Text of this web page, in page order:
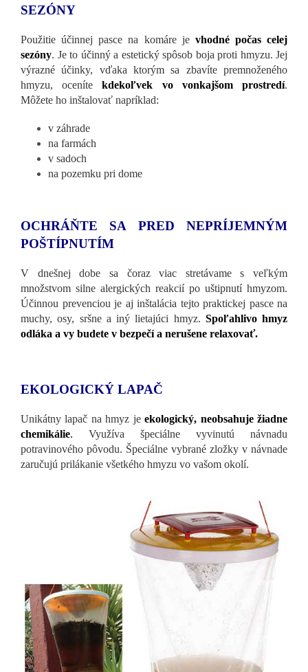
SEZÓNY
Použitie účinnej pasce na komáre je vhodné počas celej
sezóny. Je to účinný a estetický spôsob boja proti hmyzu. Jej
výrazné účinky, vďaka ktorým sa zbavíte premnoženého
hmyzu, ocenítekdekoľvek vo vonkajšom prostredí.
Môžete ho inštalovať napríklad:
v záhrade
na farmách
v sadoch
na pozemku pri dome
OCHRÁŇTE SA PRED NEPRÍJEMNÝM
POŠTÍPNUTÍM
V dnešnej dobe sa čoraz viac stretávame s veľkým
množstvom silne alergických reakcií po uštipnutí hmyzom.
Účinnou prevenciou je aj inštalácia tejto praktickej pasce na
muchy, osy, sršne a iný lietajúci hmyz. Spoľahlivo hmyz
odláka a vy budete v bezpečí a nerušene relaxovať.
EKOLOGICKÝ LAPAČ
Unikátny lapač na hmyz jeekologický, neobsahuje žiadne
chemikálie. Využíva špeciálne vyvinutú návnadu
potravinového pôvodu. Špeciálne vybrané zložky v návnade
zaručujú prilákanie všetkého hmyzu vo vašom okolí.